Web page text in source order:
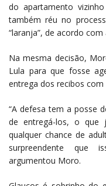
do apartamento
também réu no
“laranja”, de acordo com
Na mesma decisão,
Lula para que fosse
entrega dos recibos
“A defesa tem a posse
de entregá-los, o que
qualquer chance de
surpreendente que
argumentou Moro.